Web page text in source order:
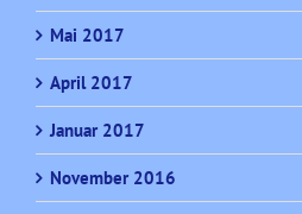
Mai 2017
April 2017
Januar 2017
November 2016